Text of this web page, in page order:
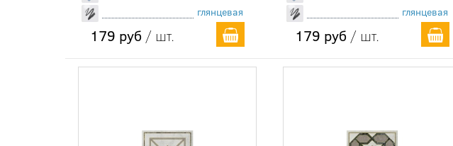
глянцевая
179 руб / шт.
глянцевая
179 руб / шт.